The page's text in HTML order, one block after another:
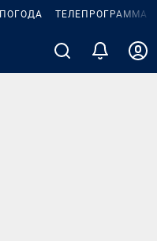
ПОГОДА ТЕЛЕПРОГРАММА